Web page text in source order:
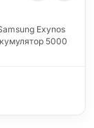
Exynos
5000